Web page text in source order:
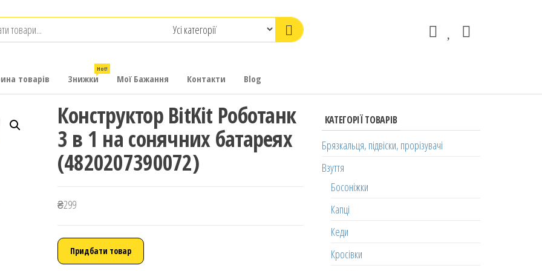
товарів Знижки
Hot!
Мої Бажання Контакти Blog
Конструктор BitKit Роботанк
3 в 1 на сонячних батареях
(4820207390072)
₴299
Придбати товар
КАТЕГОРІЇ ТОВАРІВ
Брязкальця, підвіски, прорізувачі
Взуття
Босоніжки
Капці
Кеди
Кросівки